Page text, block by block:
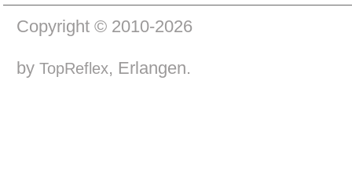
Copyright © 2010-2026
by TopReflex, Erlangen.